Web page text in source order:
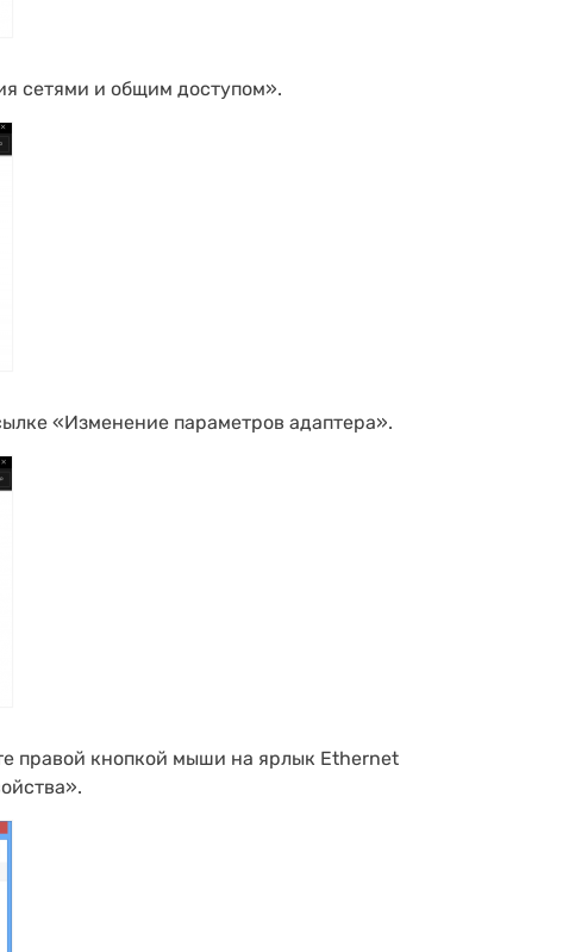
сетями и общим доступом».
«Изменение параметров адаптера».
правой кнопкой мыши на ярлык Ethernet